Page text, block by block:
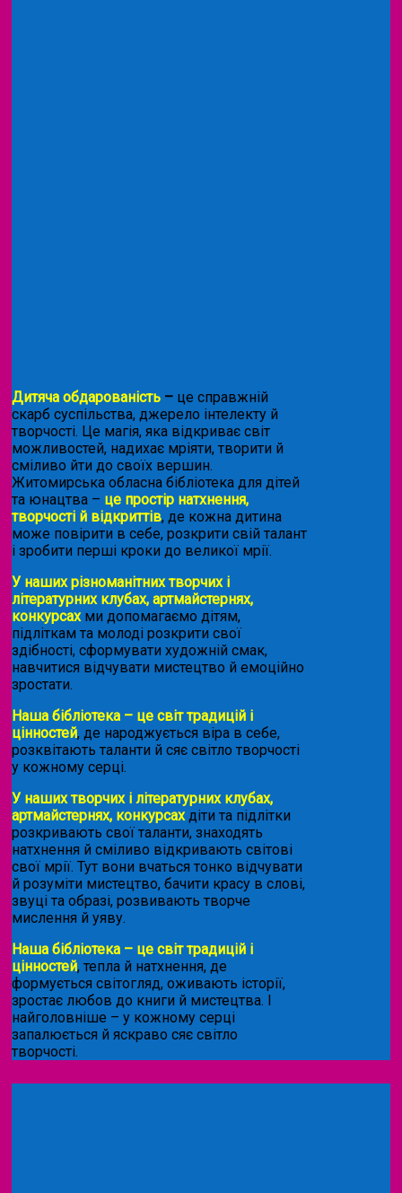
Дитяча обдарованість – це справжній
скарб суспільства, джерело інтелекту й
творчості. Це магія, яка відкриває світ
можливостей, надихає мріяти, творити й
сміливо йти до своїх вершин.
Житомирська обласна бібліотека для дітей
та юнацтва – це простір натхнення,
творчості й відкриттів, де кожна дитина
може повірити в себе, розкрити свій талант
і зробити перші кроки до великої мрії.
У наших різноманітних творчих і
літературних клубах, артмайстернях,
конкурсахми допомагаємо дітям,
підліткам та молоді розкрити свої
здібності, сформувати художній смак,
навчитися відчувати мистецтво й емоційно
зростати.
Наша бібліотека – це світ традицій і
цінностей, де народжується віра в себе,
розквітають таланти й сяє світло творчості
у кожному серці.
У наших творчих і літературних клубах,
артмайстернях, конкурсахдіти та підлітки
розкривають свої таланти, знаходять
натхнення й сміливо відкривають світові
свої мрії. Тут вони вчаться тонко відчувати
й розуміти мистецтво, бачити красу в слові,
звуці та образі, розвивають творче
мислення й уяву.
Наша бібліотека – це світ традицій і
цінностей, тепла й натхнення, де
формується світогляд, оживають історії,
зростає любов до книги й мистецтва. І
найголовніше – у кожному серці
запалюється й яскраво сяє світло
творчості.